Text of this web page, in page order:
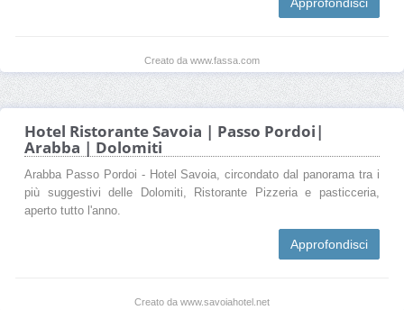
Creato da www.fassa.com
Hotel Ristorante Savoia | Passo Pordoi|
Arabba | Dolomiti
Arabba Passo Pordoi - Hotel Savoia, circondato dal panorama tra i
più suggestivi delle Dolomiti, Ristorante Pizzeria e pasticceria,
aperto tutto l'anno.
Approfondisci
Creato da www.savoiahotel.net